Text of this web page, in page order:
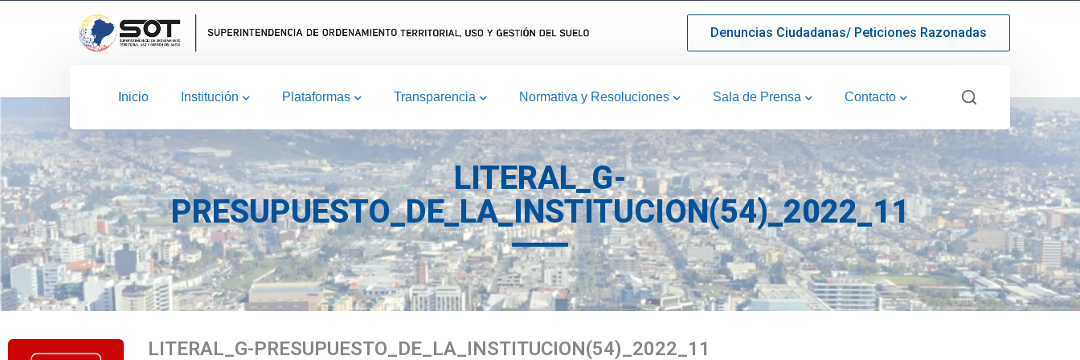
Denuncias Ciudadanas/ Peticiones Razonadas
Inicio Institución Plataformas Transparencia Normativa y Resoluciones Sala de Prensa Contacto
LITERAL_G-
PRESUPUESTO_DE_LA_INSTITUCION(54)_2022_11
LITERAL_G-PRESUPUESTO_DE_LA_INSTITUCION(54)_2022_11